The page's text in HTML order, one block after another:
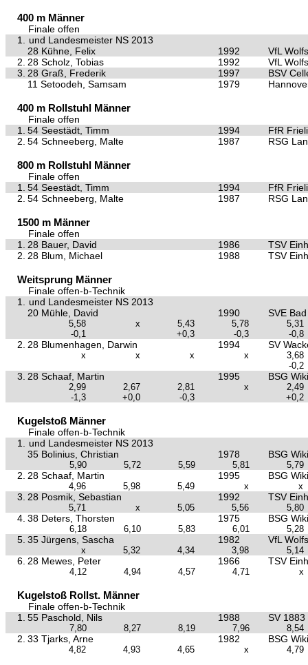
400 m Männer
Finale offen
1.
und Landesmeister NS 2013
28 Kühne, Felix
1992
VfL
2. 28 Scholz, Tobias 1992
VfL
3. 28 Graß, Frederik 1997
BSV
11 Setoodeh, Samsam
1979
400 m Rollstuhl Männer
Finale offen
1.
54 Seestädt, Timm 1994
FfR
2. 54 Schneeberg, Malte 1987 RSG
800 m Rollstuhl Männer
Finale offen
1.
54 Seestädt, Timm 1994
FfR
2. 54 Schneeberg, Malte 1987 RSG
1500 m Männer
Finale offen
1.
28 Bauer, David 1986
TSV
2. 28 Blum, Michael 1988 TSV
Weitsprung Männer
Finale offen-b-Technik
1.
und Landesmeister NS 2013
20 Mühle, David
1990 SVE
5,58 x 5,43 5,78
5,31
-0,1
+0,3 -0,3 -0,8
2. 28 Blumenhagen, Darwin 1994 SV
x x x x
3,68
-0,2
3. 28 Schaaf, Martin 1995 BSG
2,99 2,67 2,81 x
2,49
-1,3
+0,0 -0,3 +0,2
Kugelstoß Männer
Finale offen-b-Technik
1.
und Landesmeister NS 2013
35 Bolinius, Christian
1978 BSG
5,90 5,72 5,59 5,81 5,79
2. 28 Schaaf, Martin 1995 BSG
4,96 5,98 5,49 x x
3. 28 Posmik, Sebastian 1992 TSV
5,71 x 5,05 5,56 5,80
4. 38 Deters, Thorsten 1975 BSG
6,18 6,10 5,83 6,01 5,28
5. 35 Jürgens, Sascha 1982 VfL
x 5,32 4,34 3,98 5,14
6. 28 Mewes, Peter 1966 TSV
4,12 4,94 4,57 4,71 x
Kugelstoß Rollst. Männer
Finale offen-b-Technik
1.
55 Paschold, Nils 1988 SV 1883
7,80 8,27 8,19 7,96 8,54
2. 33 Tjarks, Arne 1982 BSG
4,82 4,93 4,65 x 4,79